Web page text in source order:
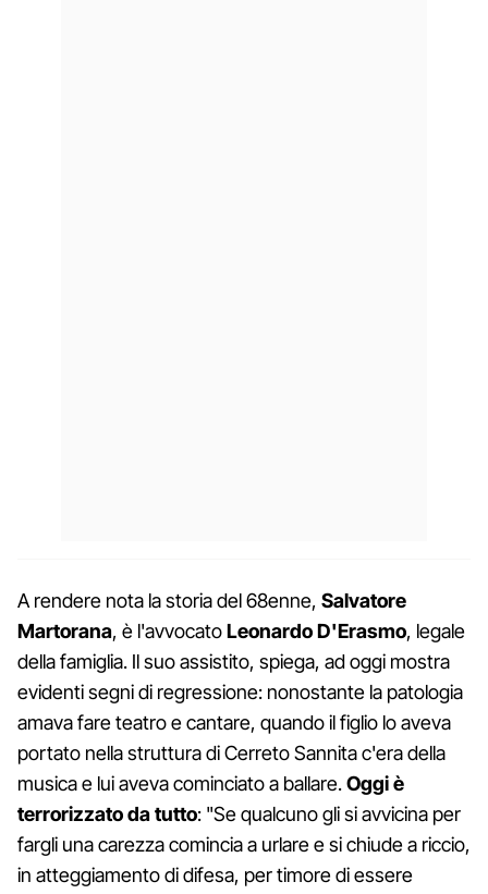
A rendere nota la storia del 68enne, Salvatore
Martorana, è l'avvocatoLeonardo D'Erasmo, legale
della famiglia. Il suo assistito, spiega, ad oggi mostra
evidenti segni di regressione: nonostante la patologia
amava fare teatro e cantare, quando il figlio lo aveva
portato nella struttura di Cerreto Sannita c'era della
musica e lui aveva cominciato a ballare.Oggi è
terrorizzato da tutto: "Se qualcuno gli si avvicina per
fargli una carezza comincia a urlare e si chiude a riccio,
in atteggiamento di difesa, per timore di essere